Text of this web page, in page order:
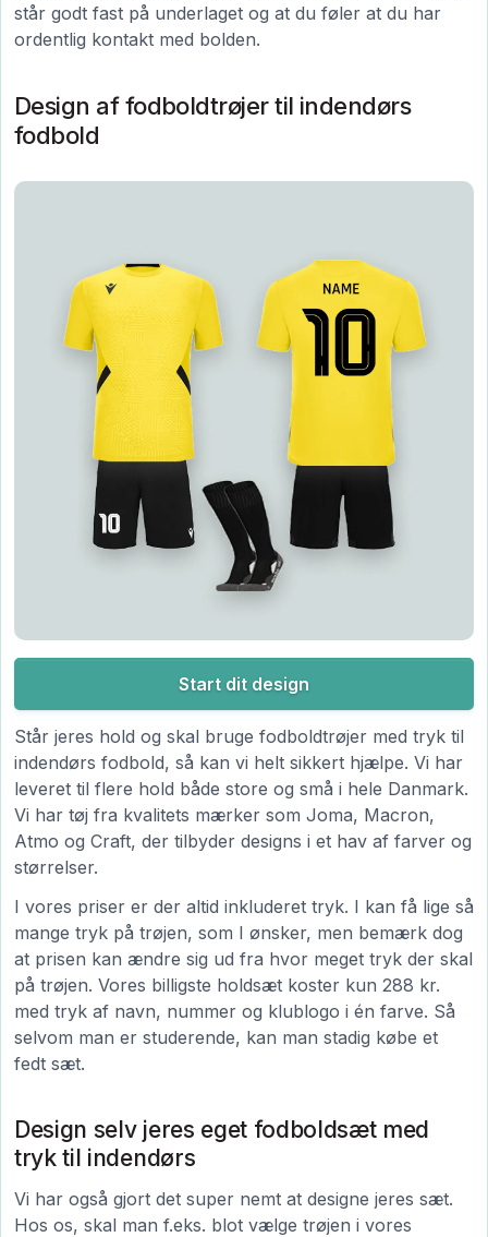
står godt fast på underlaget og at du føler at du har
ordentlig kontakt med bolden.
Design af fodboldtrøjer til indendørs
fodbold
Start dit design
Står jeres hold og skal bruge fodboldtrøjer med tryk til
indendørs fodbold, så kan vi helt sikkert hjælpe. Vi har
leveret til flere hold både store og små i hele Danmark.
Vi har tøj fra kvalitets mærker som Joma, Macron,
Atmo og Craft, der tilbyder designs i et hav af farver og
størrelser.
I vores priser er der altid inkluderet tryk. I kan få lige så
mange tryk på trøjen, som I ønsker, men bemærk dog
at prisen kan ændre sig ud fra hvor meget tryk der skal
på trøjen. Vores billigste holdsæt koster kun 288 kr.
med tryk af navn, nummer og klublogo i én farve. Så
selvom man er studerende, kan man stadig købe et
fedt sæt.
Design selv jeres eget fodboldsæt med
tryk til indendørs
Vi har også gjort det super nemt at designe jeres sæt.
Hos os, skal man f.eks. blot vælge trøjen i vores